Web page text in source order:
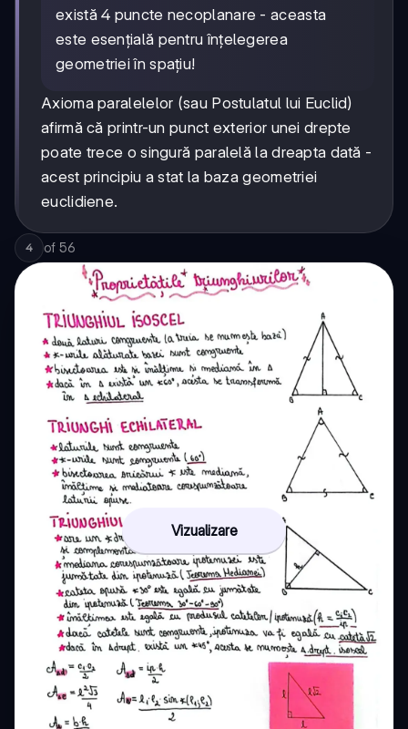
există 4 puncte necoplanare - aceasta
este esențială pentru înțelegerea
geometriei în spațiu!
Axioma paralelelor (sau Postulatul lui Euclid)
afirmă că printr-un punct exterior unei drepte
poate trece o singură paralelă la dreapta dată -
acest principiu a stat la baza geometriei
euclidiene.
4 of 56
Vizualizare